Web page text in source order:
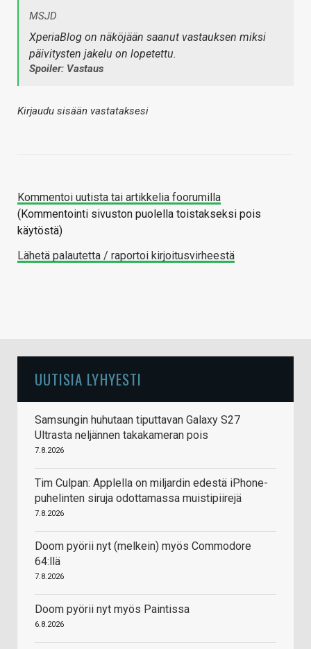
MSJD
XperiaBlog on näköjään saanut vastauksen miksi
päivitysten jakelu on lopetettu.
Spoiler: Vastaus
Kirjaudu sisään vastataksesi
Kommentoi uutista tai artikkelia foorumilla
(Kommentointi sivuston puolella toistakseksi pois
käytöstä)
Lähetä palautetta / raportoi kirjoitusvirheestä
UUTISIA LYHYESTI
Samsungin huhutaan tiputtavan Galaxy S27
Ultrasta neljännen takakameran pois
7.8.2026
Tim Culpan: Applella on miljardin edestä iPhone-
puhelinten siruja odottamassa muistipiirejä
7.8.2026
Doom pyörii nyt (melkein) myös Commodore
64:llä
7.8.2026
Doom pyörii nyt myös Paintissa
6.8.2026